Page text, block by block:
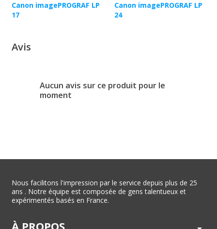
Canon imagePROGRAF LP
17
Canon imagePROGRAF LP
24
Avis
Aucun avis sur ce produit pour le
moment
Nous facilitons l'impression par le service depuis plus de 25
ans . Notre équipe est composée de gens talentueux et
expérimentés basés en France.